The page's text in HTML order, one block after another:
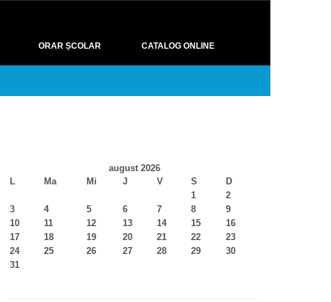
ORAR ȘCOLAR CATALOG ONLINE
august 2026
L
Ma Mi J V S
D
1
2
3
4 5 6 7 8
9
10
11 12 13 14 15
16
17
18 19 20 21 22
23
24
25 26 27 28 29
30
31